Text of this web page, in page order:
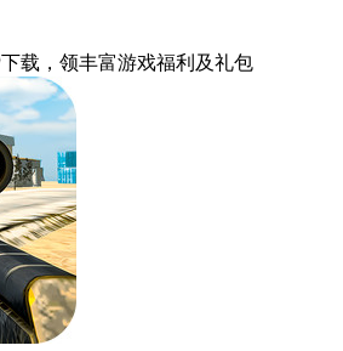
下载 ，领丰富游戏福利 及礼包